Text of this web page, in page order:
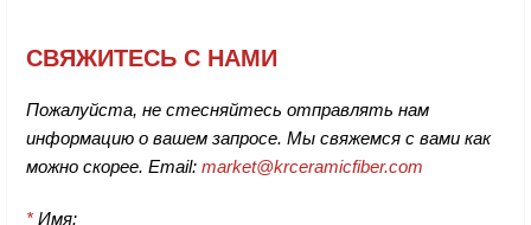
СВЯЖИТЕСЬ С НАМИ
Пожалуйста, не стесняйтесь отправлять нам
информацию о вашем запросе. Мы свяжемся с вами как
можно скорее. Email: market@krceramicfiber.com
* Имя: